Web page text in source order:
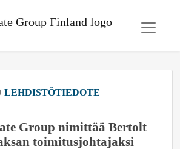
LEHDISTÖTIEDOTE
Group nimittää Bertolt
toimitusjohtajaksi